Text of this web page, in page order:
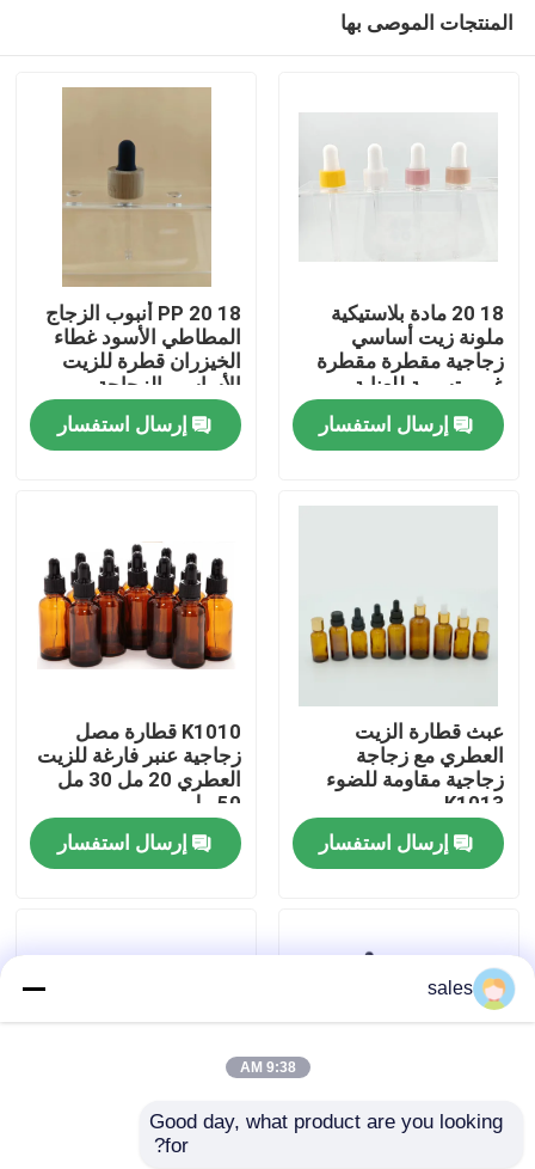
معلومات عنا
جولة في المصنع
ضبط الجودة
اتصل بنا
القضايا
المنتجات الموصى بها
18 20 مادة بلاستيكية
ملونة زيت أساسي
زجاجية مقطرة مقطرة
غير متسربة للعناية
بالبشرة
إرسال استفسار
18 20 PP أنبوب الزجاج
المطاطي الأسود غطاء
الخيزران قطرة للزيت
الأساسي الزجاجة
إرسال استفسار
عبث قطارة الزيت
العطري مع زجاجة
زجاجية مقاومة للضوء
K1013
إرسال استفسار
K1010 قطارة مصل
زجاجية عنبر فارغة للزيت
العطري 20 مل 30 مل
50 مل
إرسال استفسار
K1003 عبوات قطارة
sales
9:38 AM
Good day, what product are you looking
for?